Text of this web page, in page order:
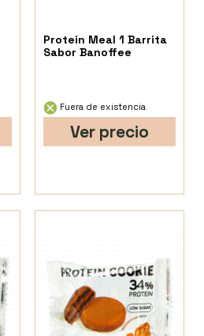
Protein Meal 1 Barrita
Sabor Banoffee
Fuera de existencia
Ver precio